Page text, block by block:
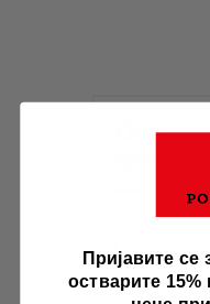
Пријавите се
остварите